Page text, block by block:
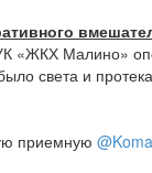
«ЖКХ Малино»
света и
приемную